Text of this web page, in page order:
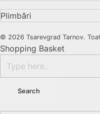
Plimbări
© 2026 Tsarevgrad Tarnov.
Shopping Basket